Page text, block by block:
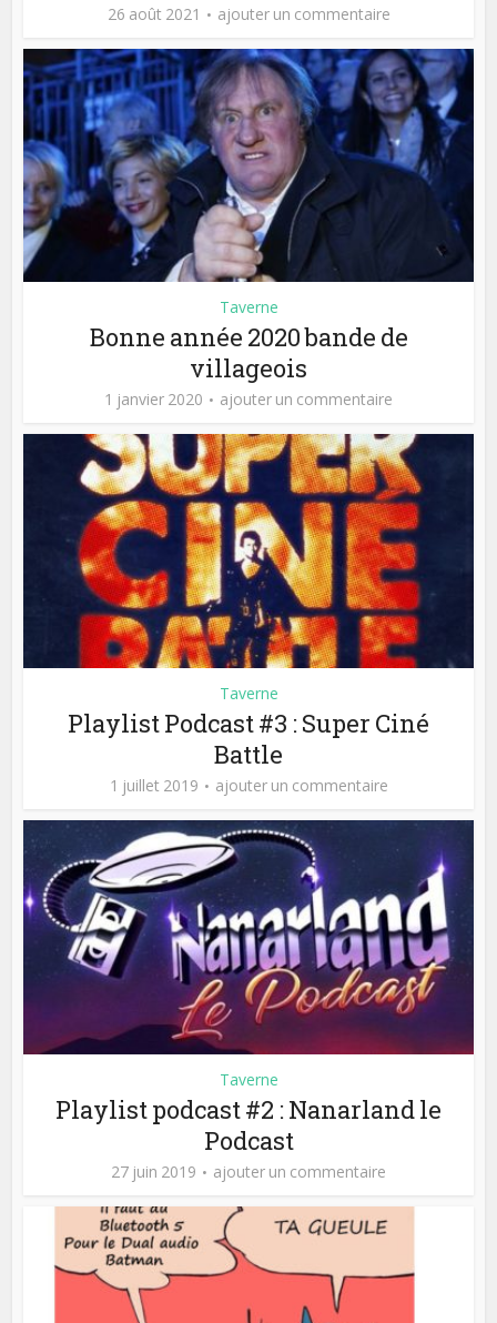
26 août 2021 ajouter un commentaire
Taverne
Bonne année 2020 bande de
villageois
1 janvier 2020 ajouter un commentaire
Taverne
Playlist Podcast #3 : Super Ciné
Battle
1 juillet 2019 ajouter un commentaire
Taverne
Playlist podcast #2 : Nanarland le
Podcast
27 juin 2019 ajouter un commentaire